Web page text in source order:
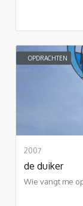
OPDRACHTEN
2007
de duiker
Wie vangt me